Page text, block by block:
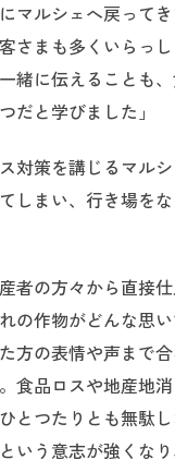
マルシェへ戻って
さまも多くいらっ
緒に伝えることも
だと学びました」
対策を講じるマル
しまい、行き場を
産者の方々から直接
の作物がどんな思
方の表情や声まで
食品ロスや地産地
とつたりとも無駄
いう意志が強くな